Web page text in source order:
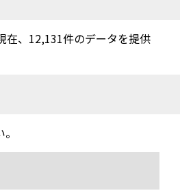
在、12,131件のデータを提供